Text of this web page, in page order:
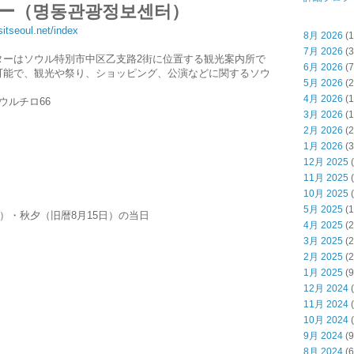
（명동관광정보센터）
index
はソウル特別市中区乙支路2街に位置する観光案内所で
で、観光や祭り、ショッピング、公演などに関するソウ
ルチロ66
・秋夕（旧暦8月15日）の当日
8月 2026
7月 2026
6月 2026
5月 2026
4月 2026
3月 2026
2月 2026
1月 2026
12月 2025
11月 2025
10月 2025
5月 2025
4月 2025
3月 2025
2月 2025
1月 2025
12月 2024
11月 2024
10月 2024
9月 2024
8月 2024